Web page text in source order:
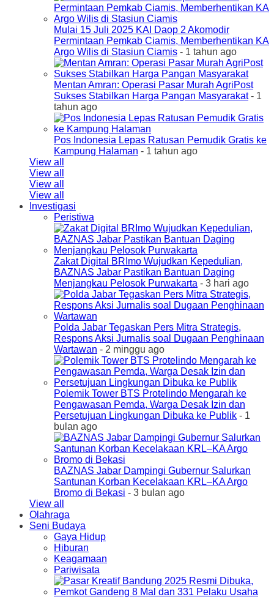
Mulai 15 Juli 2025 KAI Daop 2 Akomodir
Permintaan Pemkab Ciamis, Memberhentikan KA
Argo Wilis di Stasiun Ciamis - 1 tahun ago
Mentan Amran: Operasi Pasar Murah AgriPost
Sukses Stabilkan Harga Pangan Masyarakat- 1
tahun ago
Pos Indonesia Lepas Ratusan Pemudik Gratis ke
Kampung Halaman - 1 tahun ago
View all
View all
View all
View all
Investigasi
Peristiwa
Zakat Digital BRImo Wujudkan Kepedulian,
BAZNAS Jabar Pastikan Bantuan Daging
Menjangkau Pelosok Purwakarta - 3 hari ago
Polda Jabar Tegaskan Pers Mitra Strategis,
Respons Aksi Jurnalis soal Dugaan Penghinaan
Wartawan - 2 minggu ago
Polemik Tower BTS Protelindo Mengarah ke
Pengawasan Pemda, Warga Desak Izin dan
Persetujuan Lingkungan Dibuka ke Publik - 1
bulan ago
BAZNAS Jabar Dampingi Gubernur Salurkan
Santunan Korban Kecelakaan KRL–KA Argo
Bromo di Bekasi - 3 bulan ago
View all
Olahraga
Seni Budaya
Gaya Hidup
Hiburan
Keagamaan
Pariwisata